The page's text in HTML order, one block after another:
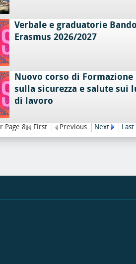
Verbale e graduatorie Bando
Erasmus 2026/2027
Nuovo corso di Formazione
sulla sicurezza e salute sui
di lavoro
Page 8 First Previous Next Last